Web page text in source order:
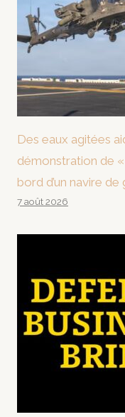
Des eaux agitées
démonstration de
bord d’un navire de
7 août 2026